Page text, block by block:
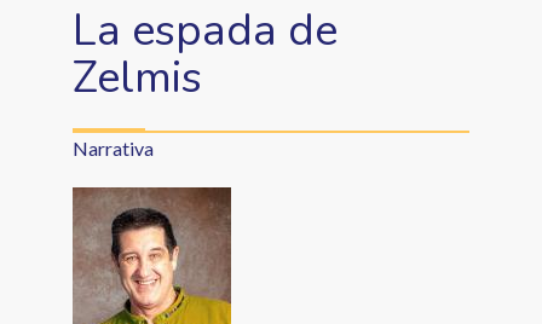
La espada de
Zelmis
Narrativa